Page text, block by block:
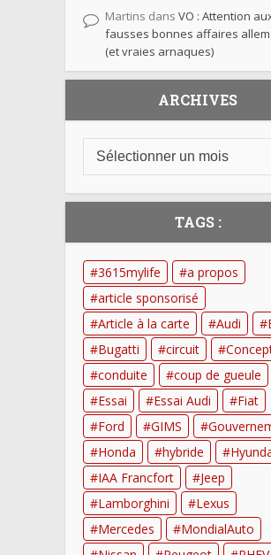
Martins dans VO : Attention
fausses bonnes affaires
(et vraies arnaques)
ARCHIVES
TAGS :
3615mylife
a propos
article sponsorisé
Article à la carte
Audi
Bugatti
circuit
conduite
coup de gueule
Essai
Essai Audi
Fiat
Ford
GIMS
Honda
hybride
IAA Francfort
Jeep
Lamborghini
Lexus
Mercedes
MondialAuto